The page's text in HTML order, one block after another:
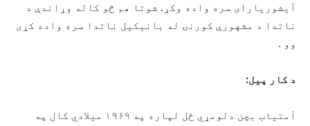
آیشوریارای سره واده وکړ. شوتا هم څو کاله وړاندې د
ناتدا د مشهورې کورنۍ له بانیکیل ناتدا سره واده کړی
وو .
د کار پیل:
آمتیاب بچن دلومړي ځل لپاره په ۱۹۶۹ میلادي کال په